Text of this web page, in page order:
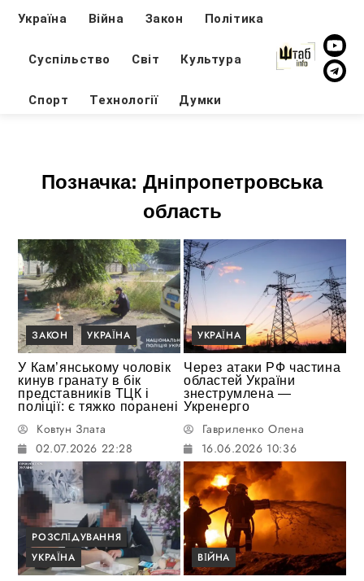
Україна Війна Закон Політика
Суспільство Світ Культура
Спорт Технології Думки
Позначка: Дніпропетровська
область
ЗАКОН УКРАЇНА
У Кам’янському чоловік
кинув гранату в бік
представників ТЦК і
поліції: є тяжко поранені
Ковтун Злата
02.07.2026 22:28
УКРАЇНА
Через атаки РФ частина
областей України
знеструмлена —
Укренерго
Гавриленко Олена
16.06.2026 10:36
РОЗСЛІДУВАННЯ
УКРАЇНА
ВІЙНА